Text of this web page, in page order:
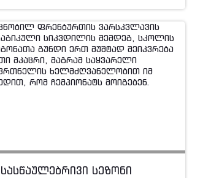
სასწაულებრივი სეზონი